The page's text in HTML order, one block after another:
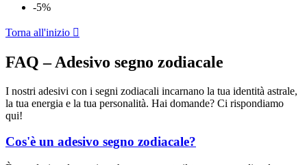
-5%
Torna all'inizio 
FAQ – Adesivo segno zodiacale
I nostri adesivi con i segni zodiacali incarnano la tua identità astrale,
la tua energia e la tua personalità. Hai domande? Ci rispondiamo
qui!
Cos'è un adesivo segno zodiacale?